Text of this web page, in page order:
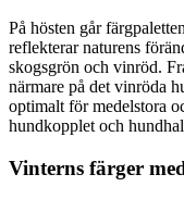
På hösten går
reflekterar naturens
skogsgrön och vinröd.
närmare på det vinröda
optimalt för medelstora
hundkopplet och
Vinterns färger